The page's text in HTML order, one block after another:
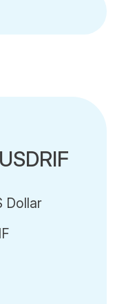
Dollar